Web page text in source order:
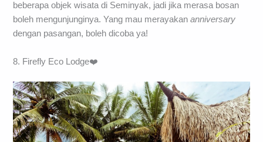
beberapa objek wisata di Seminyak, jadi jika merasa bosan
boleh mengunjunginya. Yang mau merayakananniversary
dengan pasangan, boleh dicoba ya!
8. Firefly Eco Lodge❤️